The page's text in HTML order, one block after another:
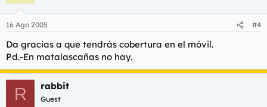
16 Ago 2005 #4
Da gracias a que tendrás cobertura en el móvil.
Pd.-En matalascañas no hay.
R rabbit
Guest